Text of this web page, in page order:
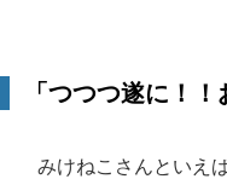
「つつつ遂に！
みけねこさんといえ